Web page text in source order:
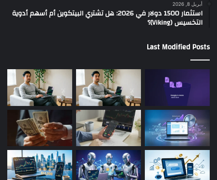
أبريل 8, 2026
استثمار 1500 دولار في 2026: هل تشتري البيتكوين أم أسهم أدوية
التخسيس (Viking)؟
Last Modified Posts